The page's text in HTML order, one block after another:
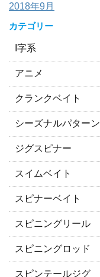
2018年9月
カテゴリー
I字系
アニメ
クランクベイト
シーズナルパターン
ジグスピナー
スイムベイト
スピナーベイト
スピニングリール
スピニングロッド
スピンテールジグ